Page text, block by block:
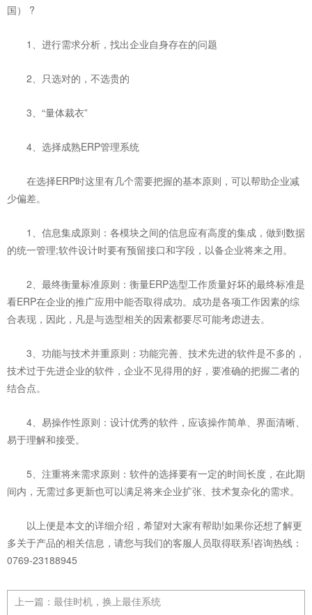
国） ?
1、进行需求分析，找出企业自身存在的问题
2、只选对的，不选贵的
3、“量体裁衣”
4、选择成熟ERP管理系统
在选择ERP时这里有几个需要把握的基本原则，可以帮助企业减
少偏差。
1、信息集成原则：各模块之间的信息应有高度的集成，做到数据
的统一管理;软件设计时要有预留接口和字段，以备企业将来之用。
2、最终衡量标准原则：衡量ERP选型工作质量好坏的最终标准是
看ERP在企业的推广应用中能否取得成功。成功是各项工作因素的综
合表现，因此，凡是与选型相关的因素都要尽可能考虑进去。
3、功能与技术并重原则：功能完善、技术先进的软件是不多的，
技术过于先进企业的软件，企业不见得用的好，要准确的把握二者的
结合点。
4、易操作性原则：设计优秀的软件，应该操作简单、界面清晰、
易于理解和接受。
5、注重将来需求原则：软件的选择要有一定的时间长度，在此期
间内，无需过多更新也可以满足将来企业扩张、技术复杂化的需求。
以上便是本文的详细介绍，希望对大家有帮助!如果你还想了解更
多关于产品的相关信息，请您与我们的客服人员取得联系!咨询热线：
0769-23188945
上一篇： 最佳时机，换上最佳系统